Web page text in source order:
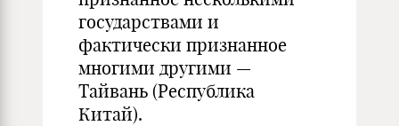
государствами и
фактически признанное
многими другими —
Тайвань (Республика
Китай).